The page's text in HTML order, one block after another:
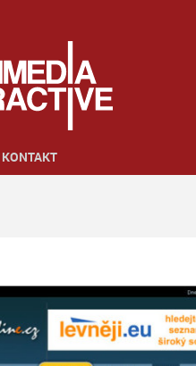
KONTAKT